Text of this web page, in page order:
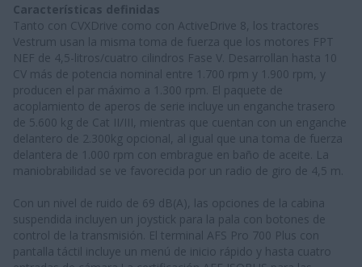
Características definidas
Tanto con CVXDrive como con ActiveDrive 8, los tractores
Vestrum usan la misma toma de fuerza que los motores FPT
NEF de 4,5-litros/cuatro cilindros Fase V. Desarrollan hasta 10
CV más de potencia nominal entre 1.700 rpm y 1.900 rpm, y
producen el par máximo a 1.300 rpm. El paquete de
acoplamiento de aperos de serie incluye un enganche trasero
de 5.600 kg de Cat II/III, mientras que cuentan con un enganche
delantero de 2.300kg opcional, al igual que una toma de fuerza
delantera de 1.000 rpm con embrague en baño de aceite. La
maniobrabilidad se ve favorecida por un radio de giro de 4,5 m.
Con un nivel de ruido de 69 dB(A), las opciones de la cabina
suspendida incluyen un joystick para la pala con botones de
control de la transmisión. El terminal AFS Pro 700 Plus con
pantalla táctil incluye un menú de inicio rápido y hasta cuatro